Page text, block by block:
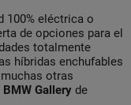
100% eléctrica o
de opciones para el
totalmente
híbridas enchufables
otras
BMW Gallery de